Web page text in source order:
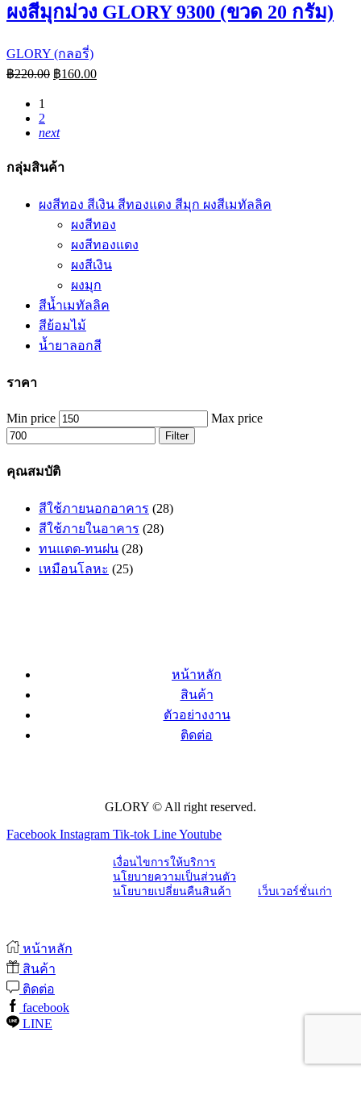
ผงสีมุกม่วง GLORY 9300 (ขวด 20 กรัม)
GLORY (กลอรี่)
฿220.00 ฿160.00
1
2
next
กลุ่มสินค้า
ผงสีทอง สีเงิน สีทองแดง สีมุก ผงสีเมทัลลิค
ผงสีทอง
ผงสีทองแดง
ผงสีเงิน
ผงมุก
สีน้ำเมทัลลิค
สีย้อมไม้
น้ำยาลอกสี
ราคา
Min price Max price
Filter
คุณสมบัติ
สีใช้ภายนอกอาคาร (28)
สีใช้ภายในอาคาร (28)
ทนแดด-ทนฝน (28)
เหมือนโลหะ (25)
หน้าหลัก
สินค้า
ตัวอย่างงาน
ติดต่อ
GLORY © All right reserved.
Facebook Instagram Tik-tok LineYoutube
เงื่อนไขการให้บริการ
นโยบายความเป็นส่วนตัว
นโยบายเปลี่ยนคืนสินค้า
เว็บเวอร์ชั่นเก่า
หน้าหลัก
สินค้า
ติดต่อ
facebook
LINE